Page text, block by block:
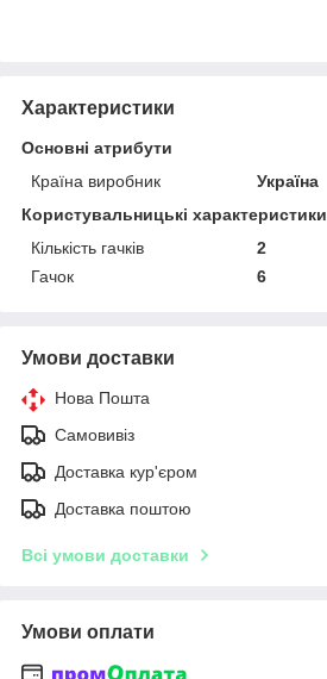
Характеристики
Основні атрибути
Країна виробник
Україна
Користувальницькі характеристики
Кількість гачків
2
Гачок
6
Умови доставки
Нова Пошта
Самовивіз
Доставка кур'єром
Доставка поштою
Всі умови доставки
Умови оплати